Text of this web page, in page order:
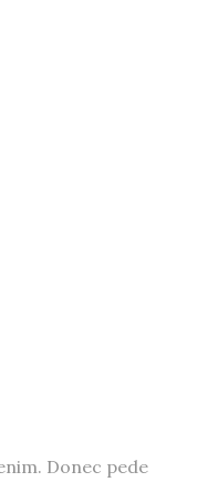
Donec pede